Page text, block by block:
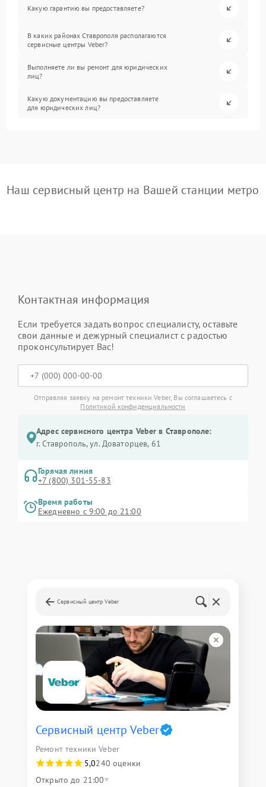
Какую гарантию вы предоставляете?
В каких районах Ставрополя располагаются
сервисные центры Veber?
Выполняете ли вы ремонт для юридических
лиц?
Какую документацию вы предоставляете
для юридических лиц?
Наш сервисный центр на Вашей станции метро
Контактная информация
Если требуется задать вопрос специалисту, оставьте
свои данные и дежурный специалист с радостью
проконсультирует Вас!
Отправляя заявку на ремонт техники Veber, Вы соглашаетесь с
Политикой конфиденциальности
Адрес сервисного центра Veber в Ставрополе:
г. Ставрополь, ул. Доваторцев, 61
Горячая линия
+7 (800) 301-55-83
Время работы
Ежедневно с 9:00 до 21:00
Сервисный центр Veber
Сервисный центр Veber
Ремонт техники Veber
5,0240 оценки
Открыто до 21:00